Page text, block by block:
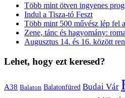
Több mint ötven ingyenes
Indul a Tisza-tó Feszt
Több mint 500 művész lép fel
Zene, tánc és hagyomány:
Augusztus 14. és 16. között
Lehet, hogy ezt keresed?
A38 Balaton Balatonfüred Budai Vár